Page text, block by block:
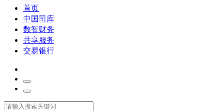
首页
中国司库
数智财务
共享服务
交易银行